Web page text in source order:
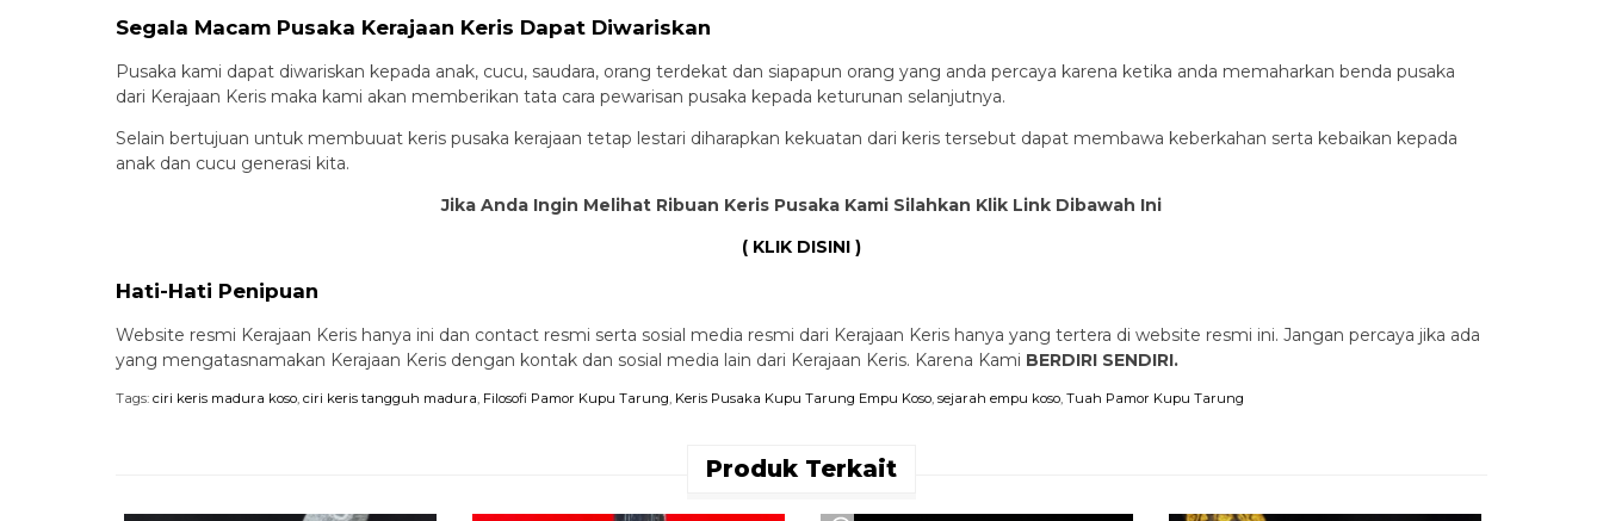
Segala Macam Pusaka Kerajaan Keris Dapat Diwariskan
Pusaka kami dapat diwariskan kepada anak, cucu, saudara, orang terdekat dan siapapun orang yang anda percaya karena ketika anda memaharkan benda pusaka
dari Kerajaan Keris maka kami akan memberikan tata cara pewarisan pusaka kepada keturunan selanjutnya.
Selain bertujuan untuk membuuat keris pusaka kerajaan tetap lestari diharapkan kekuatan dari keris tersebut dapat membawa keberkahan serta kebaikan kepada
anak dan cucu generasi kita.
Jika Anda Ingin Melihat Ribuan Keris Pusaka Kami Silahkan Klik Link Dibawah Ini
( KLIK DISINI )
Hati-Hati Penipuan
Website resmi Kerajaan Keris hanya ini dan contact resmi serta sosial media resmi dari Kerajaan Keris hanya yang tertera di website resmi ini. Jangan percaya jika ada
yang mengatasnamakan Kerajaan Keris dengan kontak dan sosial media lain dari Kerajaan Keris. Karena Kami BERDIRI SENDIRI.
Tags: ciri keris madura koso ciri keris tangguh madura Filosofi Pamor Kupu Tarung Keris Pusaka Kupu Tarung Empu Koso sejarah empu koso Tuah Pamor Kupu Tarung
Produk Terkait